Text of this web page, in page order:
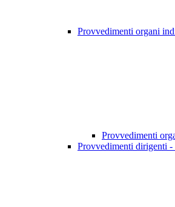
Provvedimenti organi
Provvedimenti
Provvedimenti dirigenti -